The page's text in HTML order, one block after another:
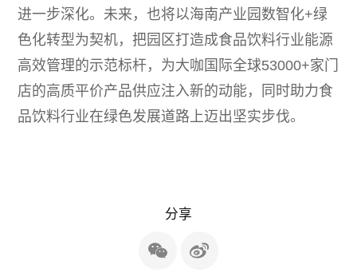
进一步深化。未来，也将以海南产业园数智化+绿
色化转型为契机，把园区打造成食品饮料行业能源
高效管理的示范标杆，为大咖国际全球53000+家门
店的高质平价产品供应注入新的动能，同时助力食
品饮料行业在绿色发展道路上迈出坚实步伐。
分享